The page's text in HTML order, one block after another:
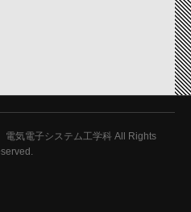
気電子システム工学科 All Rights